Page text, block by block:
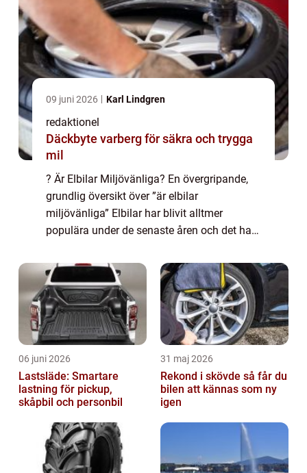
09 juni 2026 Karl Lindgren
redaktionel
Däckbyte varberg för säkra och trygga
mil
? Är Elbilar Miljövänliga? En övergripande,
grundlig översikt över ”är elbilar
miljövänliga” Elbilar har blivit alltmer
populära under de senaste åren och det har
miljövänliga eller inte. Den här a...
06 juni 2026
Lastsläde: Smartare
lastning för pickup,
skåpbil och personbil
31 maj 2026
Rekond i skövde så får du
bilen att kännas som ny
igen